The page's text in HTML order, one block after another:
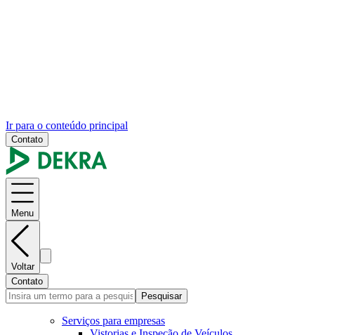
Ir para o conteúdo principal
Contato
Menu
Voltar
Contato
Pesquisar
Serviços para empresas